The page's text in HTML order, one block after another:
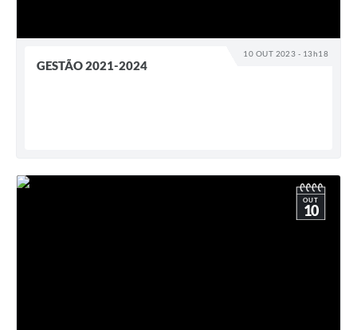
10 OUT 2023 - 13h18
GESTÃO 2021-2024
OUT
10